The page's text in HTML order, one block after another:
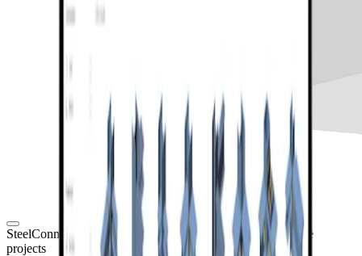
SteelConnection design Concrete Reinforced concrete Sample
projects